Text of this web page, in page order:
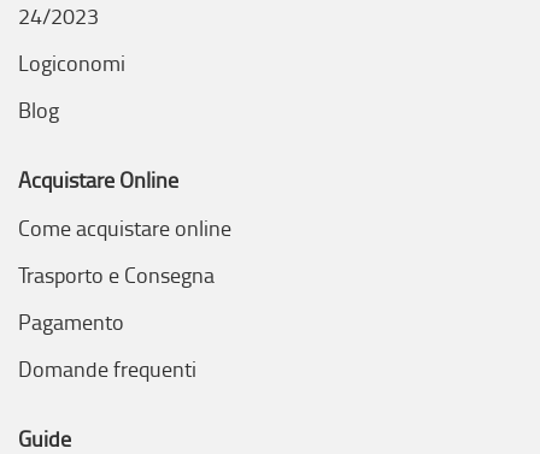
24/2023
Logiconomi
Blog
Acquistare Online
Come acquistare online
Trasporto e Consegna
Pagamento
Domande frequenti
Guide